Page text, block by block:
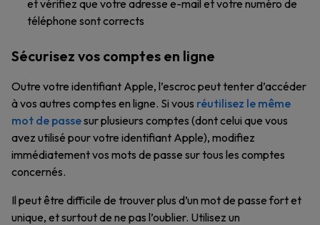
et vérifiez que votre adresse e-mail et votre numéro de
téléphone sont corrects
Sécurisez vos comptes en ligne
Outre votre identifiant Apple, l’escroc peut tenter d’accéder
à vos autres comptes en ligne. Si vous réutilisez le même
mot de passesur plusieurs comptes (dont celui que vous
avez utilisé pour votre identifiant Apple), modifiez
immédiatement vos mots de passe sur tous les comptes
concernés.
Il peut être difficile de trouver plus d’un mot de passe fort et
unique, et surtout de ne pas l’oublier. Utilisez un